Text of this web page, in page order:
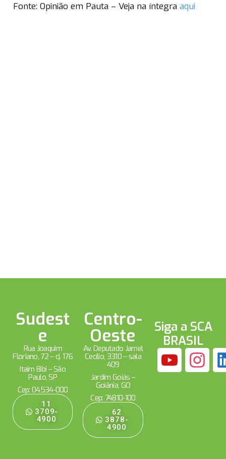
Fonte: Opinião em Pauta – Veja na íntegra aqui
Sudest
e
Rua Joaquim
Floriano, 72 – cj. 176
Itaim Bibi – São
Paulo, SP
Cep: 04534-000
11
3709-
4900
Centro-
Oeste
Av. Deputado Jamel
Cecílio, 3310 – sala
409
Jardim Goiás –
Goiânia, GO
Cep: 74810-100
62
3878-
4900
Siga a SCA
BRASIL